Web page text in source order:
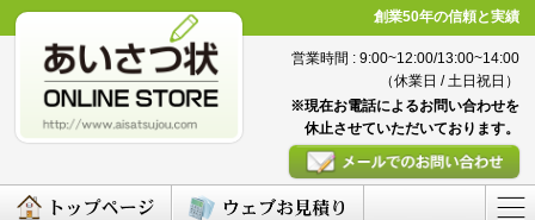
創業50年の信頼と実績
営業時間 : 9:00~12:00/13:00~14:00
（休業日 / 土日祝日）
※現在お電話によるお問い合わせを
休止させていただいております。